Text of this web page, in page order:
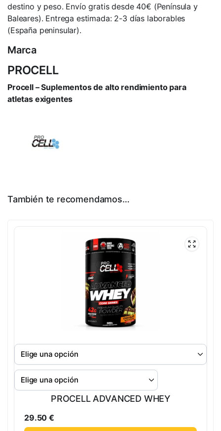
destino y peso. Envío gratis desde 40€ (Península y
Baleares). Entrega estimada: 2-3 días laborables
(España peninsular).
Marca
PROCELL
Procell – Suplementos de alto rendimiento para
atletas exigentes
También te recomendamos…
PROCELL ADVANCED WHEY
29.50€